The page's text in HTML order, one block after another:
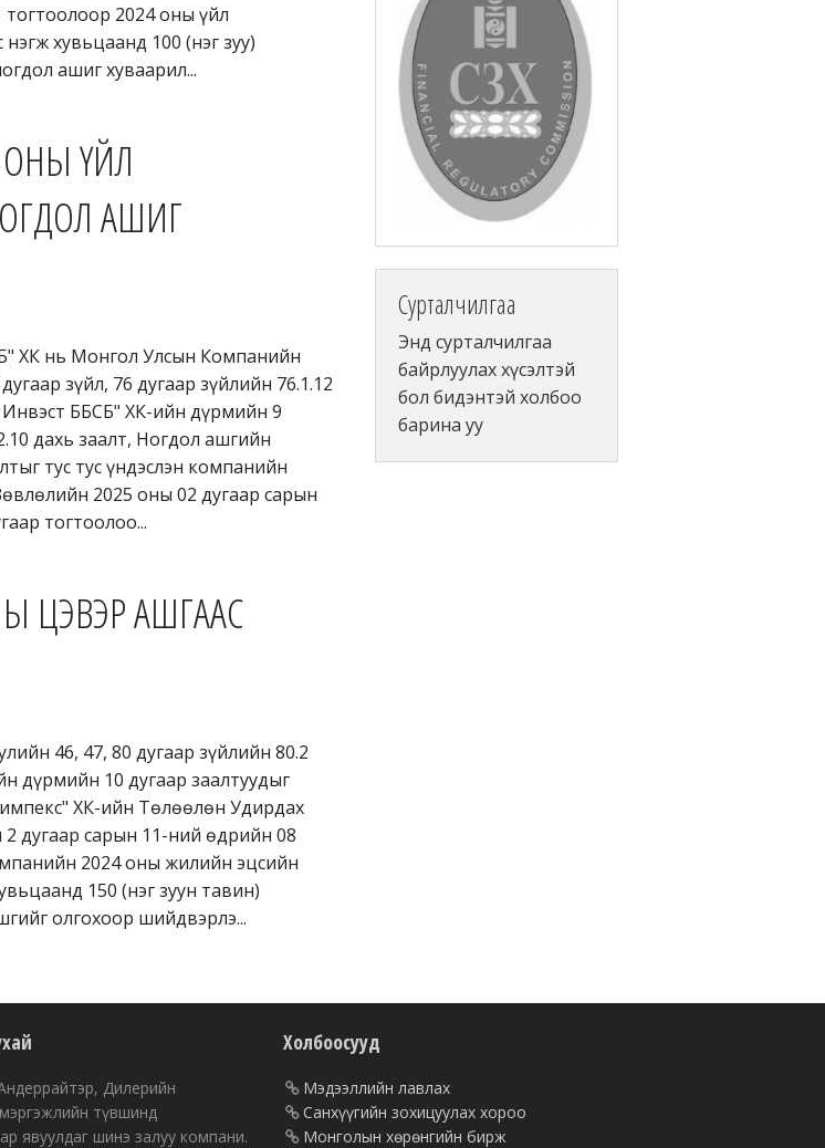
2024 оны үйл
хувьцаанд 100 (нэг зуу)
ашиг хуваарил...
ОНЫ ҮЙЛ
АШИГ
ХК нь Монгол Улсын Компанийн
зүйл, 76 дугаар зүйлийн 76.1.12
ББСБ" ХК-ийн дүрмийн 9
дахь заалт, Ногдол ашгийн
тус тус үндэслэн компанийн
2025 оны 02 дугаар сарын
тогтоолоо...
ЦЭВЭР АШГААС
46, 47, 80 дугаар зүйлийн 80.2
дүрмийн 10 дугаар заалтуудыг
ХК-ийн Төлөөлөн Удирдах
дугаар сарын 11-ний өдрийн 08
2024 оны жилийн эцсийн
150 (нэг зуун тавин)
олгохоор шийдвэрлэ...
Сурталчилгаа
Энд сурталчилгаа
байрлуулах хүсэлтэй
бол бидэнтэй холбоо
барина уу
Дилерийн
түвшинд
явуулдаг шинэ залуу компани.
Холбоосууд
Мэдээллийн лавлах
Санхүүгийн зохицуулах хороо
Монголын хөрөнгийн бирж